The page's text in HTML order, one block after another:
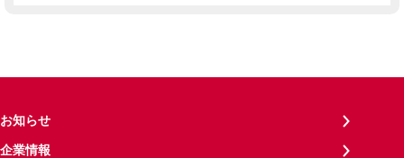
お知らせ
企業情報